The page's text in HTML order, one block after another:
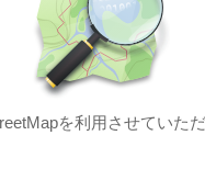
を利用させていただ